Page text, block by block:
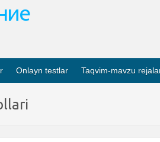
Onlayn testlar Taqvim-mavzu